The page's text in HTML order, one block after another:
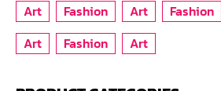
Art
Fashion Art Fashion
Art
Fashion Art